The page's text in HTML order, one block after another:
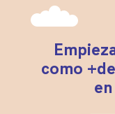
como